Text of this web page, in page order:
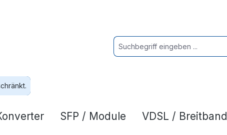
SFP / Module VDSL / Breitband